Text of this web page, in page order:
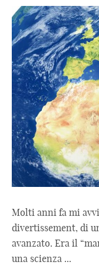
Molti anni fa mi
divertissement, di
avanzato. Era il
una scienza ...